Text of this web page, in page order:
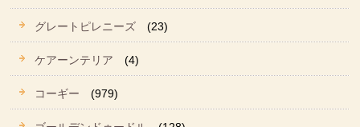
グレートピレニーズ (23)
ケアーンテリア (4)
コーギー (979)